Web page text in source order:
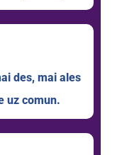
des, mai ales
uz comun.